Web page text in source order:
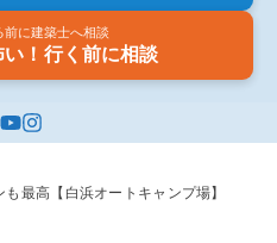
前に建築士へ相談
！行く前に相談
最高【白浜オートキャンプ場】